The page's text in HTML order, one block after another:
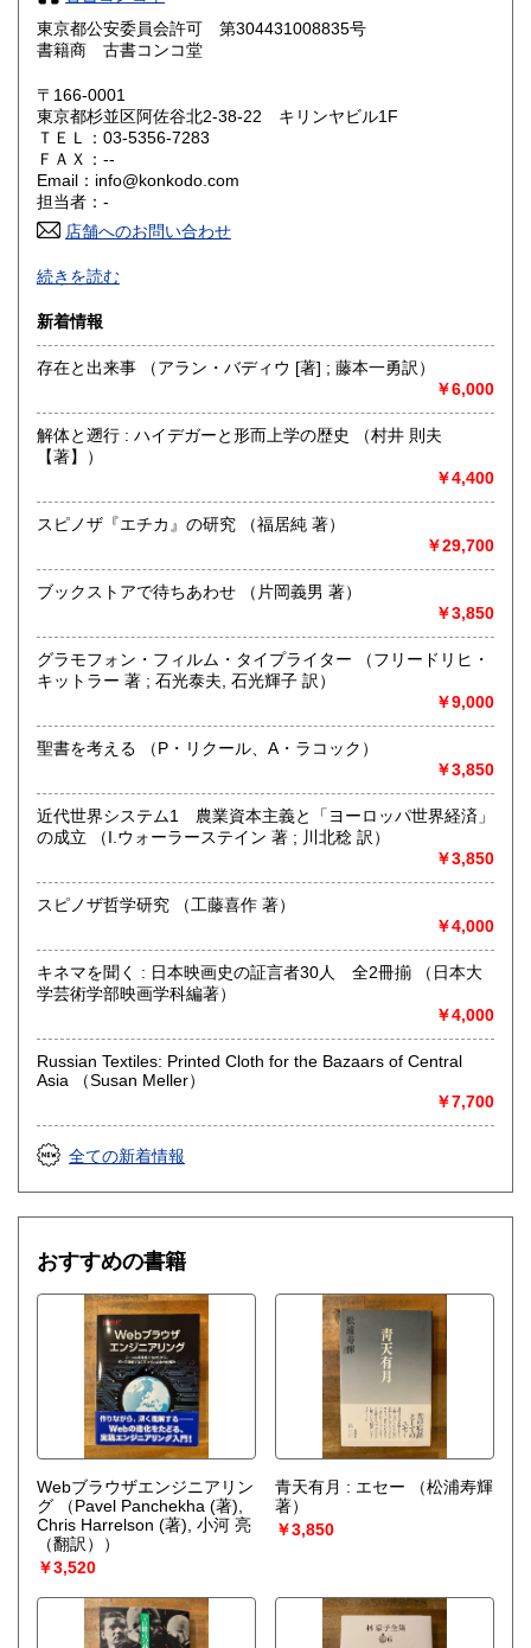
鳥取県 200円 島根県
岡山県
山口県 200円
香川県
高知県 200円
佐賀県
熊本県 200円 大分県 200円
200円
沖縄県 200円
東京都公安委員会許可 第304431008835号
書籍商 古書コンコ堂
〒166-0001
東京都杉並区阿佐谷北2-38-22 キリンヤビル1F
ＴＥＬ：03-5356-7283
ＦＡＸ：--
Email：info@konkodo.com
担当者：-
店舗へのお問い合わせ
阿佐ヶ谷駅 北口 徒歩５分！
音楽、文学、映画、思想、絵本、マンガ、美術、デザイン、
様々な本を取り揃えて皆様をお待ちしております。
沿線名：中央・総武線
営業時間：12～20時 / 土日祝は12～19時
定休日：火曜日
店頭にお持ちいただけましたら、その場で査定してお支払い
致します(担当者不在の場合はお預かりになります)。
趣味、サブカルチャー、古書一般（その他）
続きを読む
新着情報
存在と出来事 （アラン・バディウ [著] ; 藤本一勇訳）
￥6,000
解体と遡行 : ハイデガーと形而上学の歴史 （村井 則夫
【著】）
￥4,400
スピノザ『エチカ』の研究 （福居純 著）
￥29,700
ブックストアで待ちあわせ （片岡義男 著）
￥3,850
グラモフォン・フィルム・タイプライター （フリードリヒ・
キットラー 著 ; 石光泰夫, 石光輝子 訳）
￥9,000
聖書を考える （P・リクール、A・ラコック）
￥3,850
近代世界システム1 農業資本主義と「ヨーロッパ世界経済」
の成立 （I.ウォーラーステイン 著 ; 川北稔 訳）
￥3,850
スピノザ哲学研究 （工藤喜作 著）
￥4,000
キネマを聞く : 日本映画史の証言者30人 全2冊揃 （日本大
学芸術学部映画学科編著）
￥4,000
Russian Textiles: Printed Cloth for the Bazaars of Central
Asia （Susan Meller）
￥7,700
全ての新着情報
おすすめの書籍
Webブラウザエンジニアリン
グ
（Pavel Panchekha (著),
Chris Harrelson (著), 小河 亮
（翻訳））
￥3,520
青天有月 : エセー
（松浦寿輝
著）
￥3,850